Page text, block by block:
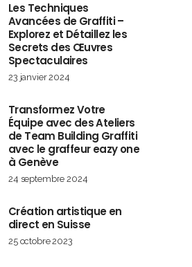
Les Techniques
Avancées de Graffiti –
Explorez et Détaillez les
Secrets des Œuvres
Spectaculaires
23 janvier 2024
Transformez Votre
Équipe avec des Ateliers
de Team Building Graffiti
avec le graffeur eazy one
à Genève
24 septembre 2024
Création artistique en
direct en Suisse
25 octobre 2023